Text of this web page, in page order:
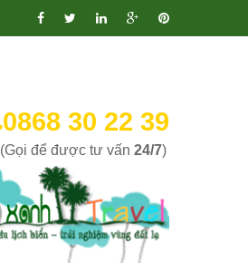
0868 30 22 39
(Gọi để được tư vấn 24/7)